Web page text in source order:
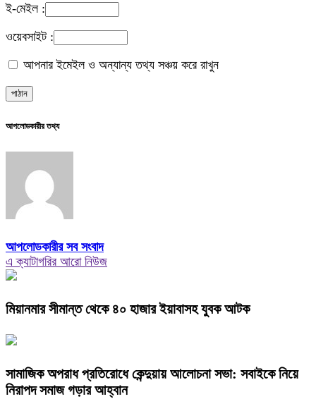
ই-মেইল :
ওয়েবসাইট :
আপনার ইমেইল ও অন্যান্য তথ্য সঞ্চয় করে রাখুন
আপলোডকারীর তথ্য
আপলোডকারীর সব সংবাদ
এ ক্যাটাগরির আরো নিউজ
মিয়ানমার সীমান্ত থেকে ৪০ হাজার ইয়াবাসহ যুবক আটক
সামাজিক অপরাধ প্রতিরোধে কেন্দুয়ায় আলোচনা সভা: সবাইকে নিয়ে
নিরাপদ সমাজ গড়ার আহ্বান